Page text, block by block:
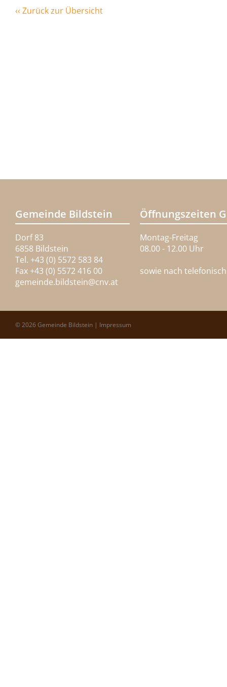
‹‹ Zurück zur Übersicht
Gemeinde Bildstein
Dorf 83
6858 Bildstein
Tel. +43 (0) 5572 583 84
Fax +43 (0) 5572 416 00
gemeinde.bildstein@cnv.at
Öffnungszeiten
Montag-Freitag
08.00 - 12.00 Uhr
sowie nach
© 2026 Gemeinde Bildstein | Impressum